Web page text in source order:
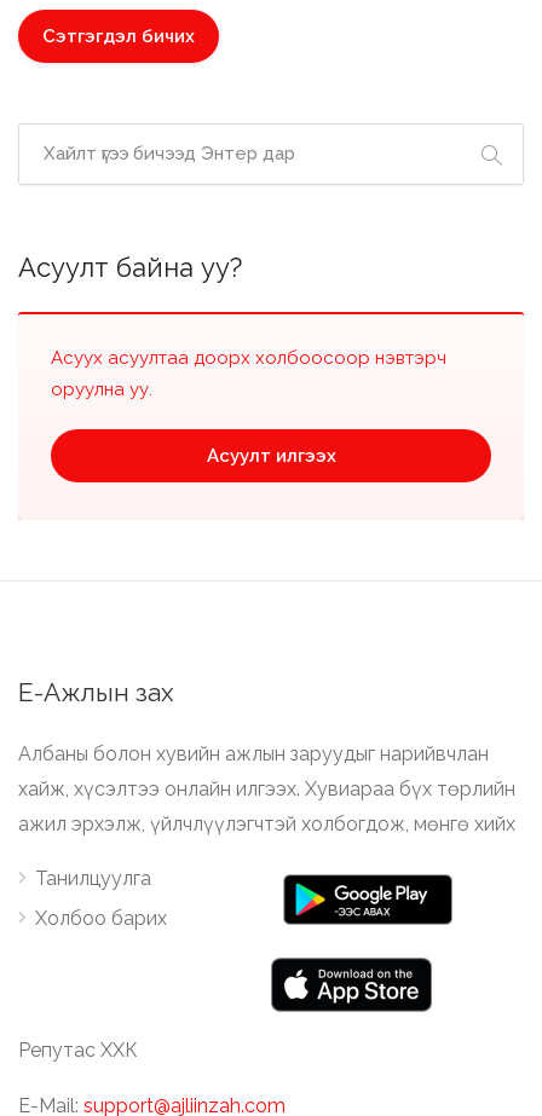
Асуулт байна уу?
Асуух асуултаа доорх холбоосоор нэвтэрч
оруулна уу.
Асуулт илгээх
Е-Ажлын зах
Албаны болон хувийн ажлын заруудыг нарийвчлан
хайж, хүсэлтээ онлайн илгээх. Хувиараа бүх төрлийн
ажил эрхэлж, үйлчлүүлэгчтэй холбогдож, мөнгө хийх
Танилцуулга
Холбоо барих
Репутас ХХК
E-Mail: support@ajliinzah.com